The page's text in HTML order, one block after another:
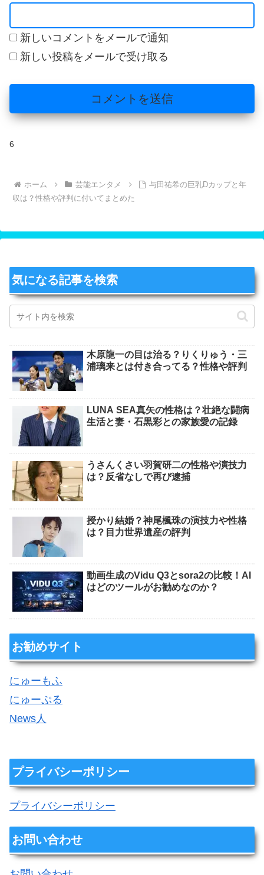
新しいコメントをメールで通知
新しい投稿をメールで受け取る
6
ホーム 芸能エンタメ
与田祐希の巨乳Dカップと年
収は？性格や評判に付いてまとめた
気になる記事を検索
木原龍一の目は治る？りくりゅう・三
浦璃来とは付き合ってる？性格や評判
LUNA SEA真矢の性格は？壮絶な闘病
生活と妻・石黒彩との家族愛の記録
うさんくさい羽賀研二の性格や演技力
は？反省なしで再び逮捕
授かり結婚？神尾楓珠の演技力や性格
は？目力世界遺産の評判
動画生成のVidu Q3とsora2の比較！AI
はどのツールがお勧めなのか？
お勧めサイト
にゅーもふ
にゅーぷる
News人
プライバシーポリシー
プライバシーポリシー
お問い合わせ